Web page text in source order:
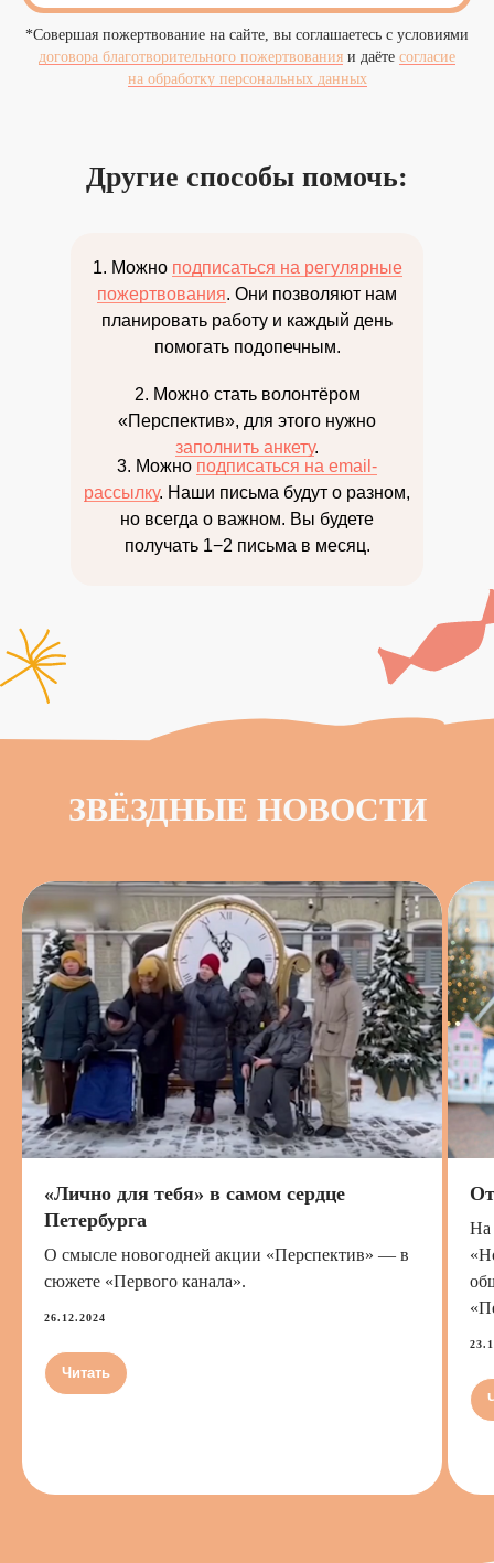
*Совершая пожертвование на сайте, вы соглашаетесь с условиями
договора благотворительного пожертвования и даёте согласие
на обработку персональных данных
Другие способы помочь:
2. Можно стать волонтёром
«Перспектив», для этого нужно
заполнить анкету.
3. Можно подписаться на email-
рассылку. Наши письма будут о разном,
но всегда о важном. Вы будете
получать 1−2 письма в месяц.
1. Можно подписаться на регулярные
пожертвования. Они позволяют нам
планировать работу и каждый день
помогать подопечным.
ЗВЁЗДНЫЕ НОВОСТИ
«Лично для тебя» в самом сердце
Петербурга
О смысле новогодней акции «Перспектив» — в
сюжете «Первого канала».
26.12.2024
Читать
На